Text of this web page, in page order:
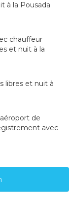
à la Pousada
chauffeur
et nuit à la
libres et nuit à
de
avec